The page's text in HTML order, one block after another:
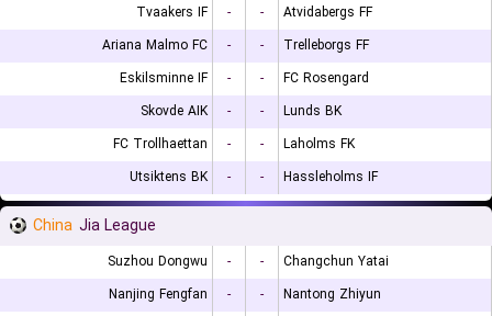
Tvaakers IF - -
Atvidabergs FF
Ariana Malmo FC
- -
Trelleborgs FF
Eskilsminne IF
- -
FC Rosengard
Skovde AIK
- -
Lunds BK
FC Trollhaettan
- -
Laholms FK
Utsiktens BK
- - Hassleholms IF
China Jia League
Suzhou Dongwu - -
Changchun Yatai
Nanjing Fengfan
- -
Nantong Zhiyun